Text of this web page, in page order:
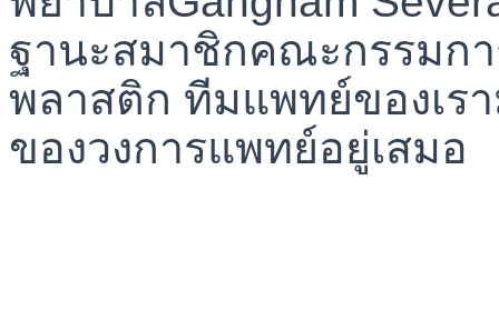
ฐานะสมาชิกคณะกรรมก
พลาสติก ทีมแพทย์ของเร
ของวงการแพทย์อยู่เสมอ